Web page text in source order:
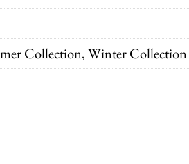
Collection,Winter Collection